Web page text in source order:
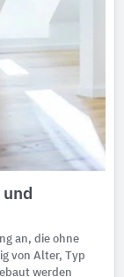
an, die ohne
von Alter, Typ
werden